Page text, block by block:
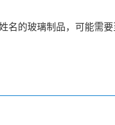
的玻璃制品，可能需